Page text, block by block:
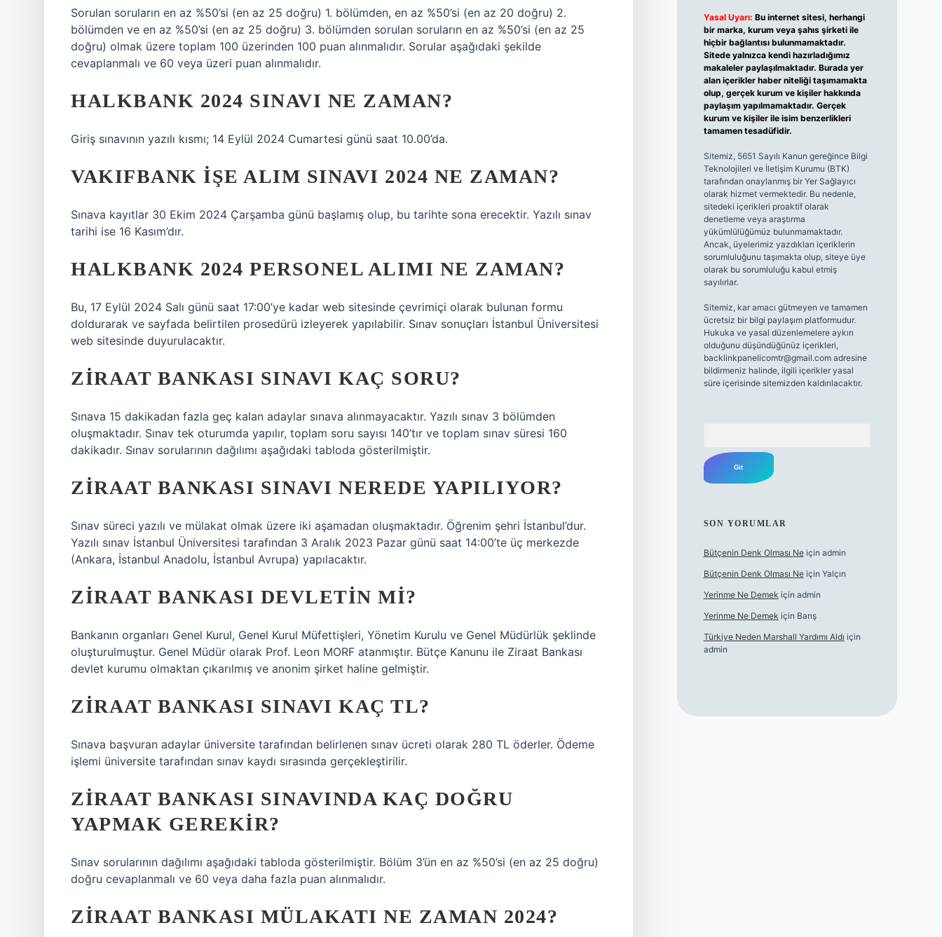
Sorulan soruların en az %50’si (en az 25 doğru) 1. bölümden, en az %50’si (en az 20 doğru) 2.
bölümden ve en az %50’si (en az 25 doğru) 3. bölümden sorulan soruların en az %50’si (en az 25
doğru) olmak üzere toplam 100 üzerinden 100 puan alınmalıdır. Sorular aşağıdaki şekilde
cevaplanmalı ve 60 veya üzeri puan alınmalıdır.
HALKBANK 2024 SINAVI NE ZAMAN?
Giriş sınavının yazılı kısmı; 14 Eylül 2024 Cumartesi günü saat 10.00’da.
VAKIFBANK IŞE ALIM SINAVI 2024 NE ZAMAN?
Sınava kayıtlar 30 Ekim 2024 Çarşamba günü başlamış olup, bu tarihte sona erecektir. Yazılı sınav
tarihi ise 16 Kasım’dır.
HALKBANK 2024 PERSONEL ALIMI NE ZAMAN?
Bu, 17 Eylül 2024 Salı günü saat 17:00’ye kadar web sitesinde çevrimiçi olarak bulunan formu
doldurarak ve sayfada belirtilen prosedürü izleyerek yapılabilir. Sınav sonuçları İstanbul Üniversitesi
web sitesinde duyurulacaktır.
ZIRAAT BANKASI SINAVI KAÇ SORU?
Sınava 15 dakikadan fazla geç kalan adaylar sınava alınmayacaktır. Yazılı sınav 3 bölümden
oluşmaktadır. Sınav tek oturumda yapılır, toplam soru sayısı 140’tır ve toplam sınav süresi 160
dakikadır. Sınav sorularının dağılımı aşağıdaki tabloda gösterilmiştir.
ZIRAAT BANKASI SINAVI NEREDE YAPILIYOR?
Sınav süreci yazılı ve mülakat olmak üzere iki aşamadan oluşmaktadır. Öğrenim şehri İstanbul’dur.
Yazılı sınav İstanbul Üniversitesi tarafından 3 Aralık 2023 Pazar günü saat 14:00’te üç merkezde
(Ankara, İstanbul Anadolu, İstanbul Avrupa) yapılacaktır.
ZIRAAT BANKASI DEVLETIN MI?
Bankanın organları Genel Kurul, Genel Kurul Müfettişleri, Yönetim Kurulu ve Genel Müdürlük şeklinde
oluşturulmuştur. Genel Müdür olarak Prof. Leon MORF atanmıştır. Bütçe Kanunu ile Ziraat Bankası
devlet kurumu olmaktan çıkarılmış ve anonim şirket haline gelmiştir.
ZIRAAT BANKASI SINAVI KAÇ TL?
Sınava başvuran adaylar üniversite tarafından belirlenen sınav ücreti olarak 280 TL öderler. Ödeme
işlemi üniversite tarafından sınav kaydı sırasında gerçekleştirilir.
ZIRAAT BANKASI SINAVINDA KAÇ DOĞRU
YAPMAK GEREKIR?
Sınav sorularının dağılımı aşağıdaki tabloda gösterilmiştir. Bölüm 3’ün en az %50’si (en az 25 doğru)
doğru cevaplanmalı ve 60 veya daha fazla puan alınmalıdır.
ZIRAAT BANKASI MÜLAKATI NE ZAMAN 2024?
Yasal Uyarı: Bu internet sitesi, herhangi
bir marka, kurum veya şahıs şirketi ile
hiçbir bağlantısı bulunmamaktadır.
Sitede yalnızca kendi hazırladığımız
makaleler paylaşılmaktadır. Burada yer
alan içerikler haber niteliği taşımamakta
olup, gerçek kurum ve kişiler hakkında
paylaşım yapılmamaktadır. Gerçek
kurum ve kişiler ile isim benzerlikleri
tamamen tesadüfidir.
Sitemiz, 5651 Sayılı Kanun gereğince Bilgi
Teknolojileri ve İletişim Kurumu (BTK)
tarafından onaylanmış bir Yer Sağlayıcı
olarak hizmet vermektedir. Bu nedenle,
sitedeki içerikleri proaktif olarak
denetleme veya araştırma
yükümlülüğümüz bulunmamaktadır.
Ancak, üyelerimiz yazdıkları içeriklerin
sorumluluğunu taşımakta olup, siteye üye
olarak bu sorumluluğu kabul etmiş
sayılırlar.
Sitemiz, kar amacı gütmeyen ve tamamen
ücretsiz bir bilgi paylaşım platformudur.
Hukuka ve yasal düzenlemelere aykırı
olduğunu düşündüğünüz içerikleri,
backlinkpanelicomtr@gmail.comadresine
bildirmeniz halinde, ilgili içerikler yasal
süre içerisinde sitemizden kaldırılacaktır.
SON YORUMLAR
Bütçenin Denk Olması Neiçin admin
Bütçenin Denk Olması Neiçin Yalçın
Yerinme Ne Demek için admin
Yerinme Ne Demek için Barış
Türkiye Neden Marshall Yardımı Aldı için
admin